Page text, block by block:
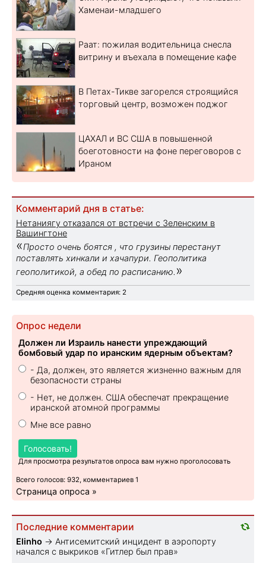
Хаменаи-младшего
Раат: пожилая водительница снесла
витрину и въехала в помещение кафе
В Петах-Тикве загорелся строящийся
торговый центр, возможен поджог
ЦАХАЛ и ВС США в повышенной
боеготовности на фоне переговоров с
Ираном
Комментарий дня в статье:
Нетаниягу отказался от встречи с Зеленским в
Вашингтоне
«Просто очень боятся , что грузины перестанут
поставлять хинкали и хачапури. Геополитика
геополитикой, а обед по расписанию. »
Средняя оценка комментария: 2
Опрос недели
Должен ли Израиль нанести упреждающий
бомбовый удар по иранским ядерным объектам?
- Да, должен, это является жизненно важным для
безопасности страны
- Нет, не должен. США обеспечат прекращение
иранской атомной программы
Мне все равно
Голосовать!
Для просмотра результатов опроса вам нужно проголосовать
Всего голосов: 932, комментариев 1
Страница опроса »
Последние комментарии
Elinho → Антисемитский инцидент в аэропорту
начался с выкриков «Гитлер был прав»